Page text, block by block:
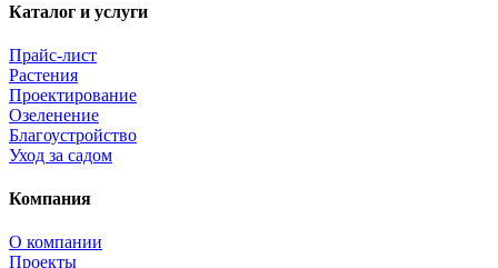
Каталог и услуги
Прайс-лист
Растения
Проектирование
Озеленение
Благоустройство
Уход за садом
Компания
О компании
Проекты